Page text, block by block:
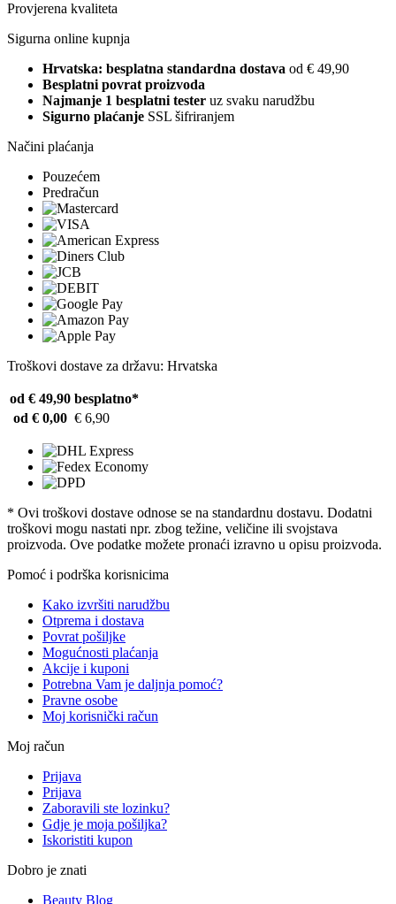
Provjerena kvaliteta
Sigurna online kupnja
Hrvatska: besplatna standardna dostava od € 49,90
Besplatni povrat proizvoda
Najmanje 1 besplatni tester uz svaku narudžbu
Sigurno plaćanje SSL šifriranjem
Načini plaćanja
Pouzećem
Predračun
Troškovi dostave za državu: Hrvatska
od € 49,90 besplatno*
od € 0,00 € 6,90
* Ovi troškovi dostave odnose se na standardnu ​​dostavu. Dodatni
troškovi mogu nastati npr. zbog težine, veličine ili svojstava
proizvoda. Ove podatke možete pronaći izravno u opisu proizvoda.
Pomoć i podrška korisnicima
Kako izvršiti narudžbu
Otprema i dostava
Povrat pošiljke
Mogućnosti plaćanja
Akcije i kuponi
Potrebna Vam je daljnja pomoć?
Pravne osobe
Moj korisnički račun
Moj račun
Prijava
Prijava
Zaboravili ste lozinku?
Gdje je moja pošiljka?
Iskoristiti kupon
Dobro je znati
Beauty Blog